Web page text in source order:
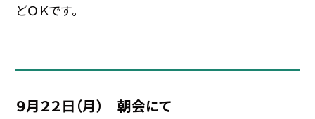
どＯＫです。
９月２２日（月） 朝会にて